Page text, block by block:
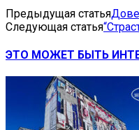
Предыдущая статья
Следующая статья
ЭТО МОЖЕТ БЫТЬ